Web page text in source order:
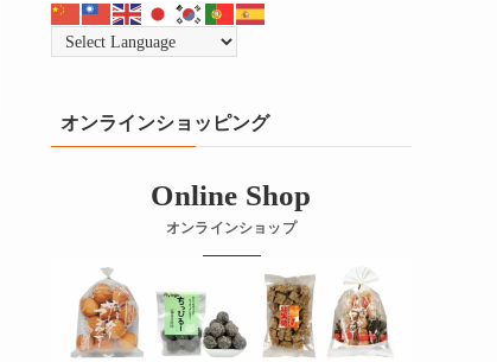
オンラインショッピング
Online Shop
オンラインショップ